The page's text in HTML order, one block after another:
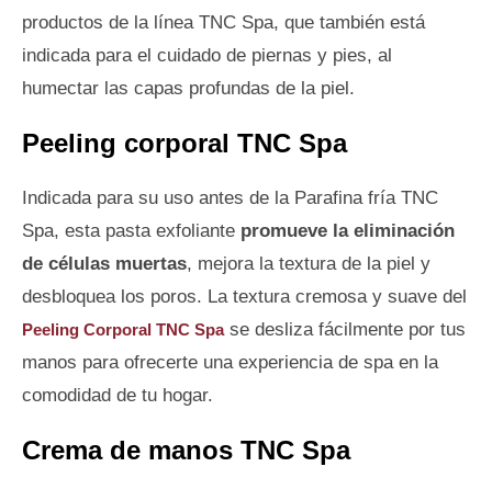
productos de la línea TNC Spa, que también está
indicada para el cuidado de piernas y pies, al
humectar las capas profundas de la piel.
Peeling corporal TNC Spa
Indicada para su uso antes de la Parafina fría TNC
Spa, esta pasta exfoliante promueve la eliminación
de células muertas, mejora la textura de la piel y
desbloquea los poros. La textura cremosa y suave del
Peeling Corporal TNC Spase desliza fácilmente por tus
manos para ofrecerte una experiencia de spa en la
comodidad de tu hogar.
Crema de manos TNC Spa